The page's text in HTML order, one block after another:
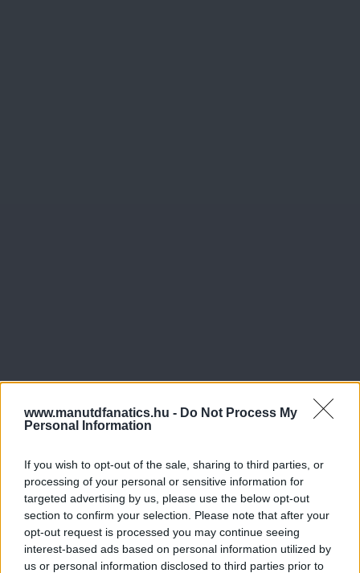
www.manutdfanatics.hu - Do Not Process My
Personal Information
If you wish to opt-out of the sale, sharing to third parties, or
processing of your personal or sensitive information for
targeted advertising by us, please use the below opt-out
section to confirm your selection. Please note that after your
opt-out request is processed you may continue seeing
interest-based ads based on personal information utilized by
us or personal information disclosed to third parties prior to
Meccs Center